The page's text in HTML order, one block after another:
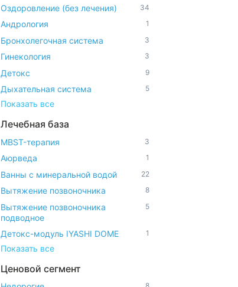
Оздоровление (без лечения) 34
Андрология 1
Бронхолегочная система 3
Гинекология 3
Детокс 9
Дыхательная система 5
Показать все
Лечебная база
MBST-терапия 3
Аюрведа 1
Ванны с минеральной водой 22
Вытяжение позвоночника 8
Вытяжение позвоночника
подводное
5
Детокс-модуль IYASHI DOME 1
Показать все
Ценовой сегмент